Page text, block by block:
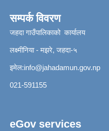
सम्पर्क विवरण
जहदा गाउँपालिकाको कार्यालय
लक्ष्मीनिया - मझरे, जहदा-५
इमेल:info@jahadamun.gov.np
021-591155
eGov services